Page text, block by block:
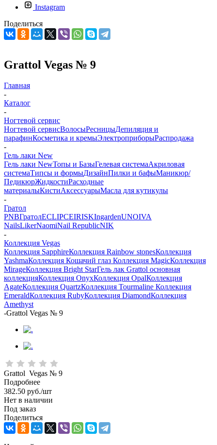
Instagram
Поделиться
Grattol Vegas № 9
Главная
-
Каталог
-
Ногтевой сервис
Ногтевой сервисВолосыРесницыДепиляция и
парафинКосметика и кремыЭлектроприборыРаспродажа
-
Гель лаки New
Гель лаки NewТопы и БазыГелевая системаАкриловая
системаТипсы и формыДизайнПилки и бафыМаникюр/
ПедикюрЖидкостиРасходные
материалыКистиАксессуарыМасла для кутикулы
-
Гратол
PNBГратолECLIPCEIRISKIngardenUNOIVA
NailsLikerNaomiNail RepublicNIK
-
Коллекция Vegas
Коллекция SapphireКоллекция Rainbow stonesКоллекция
YashmaКоллекция Кошачий глаз Коллекция MagicКоллекция
MirageКоллекция Bright StarГель лак Grattol основная
коллекцияКоллекция OnyxКоллекция OpalКоллекция
AgateКоллекция QuartzКоллекция Tourmaline Коллекция
EmeraldКоллекция RubyКоллекция DiamondКоллекция
Amethyst
-Grattol Vegas № 9
Grattol Vegas № 9
Подробнее
382.50 руб./шт
Нет в наличии
Под заказ
Поделиться